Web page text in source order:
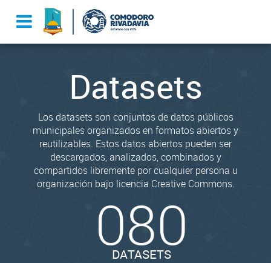
Datasets
Los datasets son conjuntos de datos públicos
municipales organizados en formatos abiertos y
reutilizables. Estos datos abiertos pueden ser
descargados, analizados, combinados y
compartidos libremente por cualquier persona u
organización bajo licencia Creative Commons.
080
DATASETS